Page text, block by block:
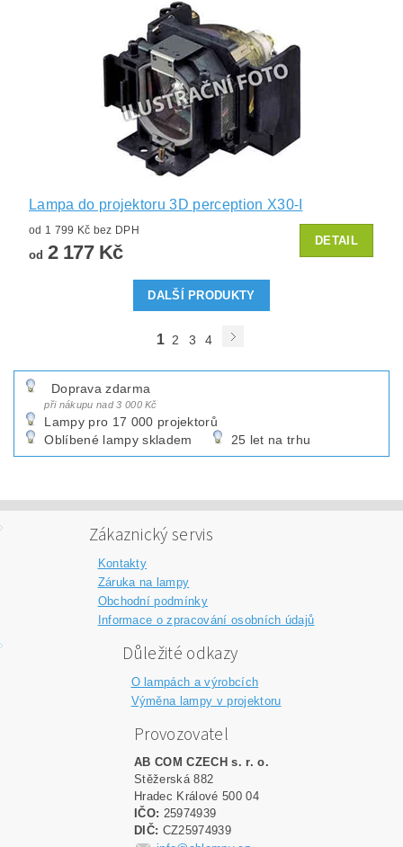
Lampa do projektoru 3D perception X30-I
od 1 799 Kč bez DPH
od 2 177 Kč
DETAIL
DALŠÍ PRODUKTY
1 2 3 4
Doprava zdarma
při nákupu nad 3 000 Kč
Lampy pro 17 000 projektorů
Oblíbené lampy skladem
25 let na trhu
Zákaznický servis
Kontakty
Záruka na lampy
Obchodní podmínky
Informace o zpracování osobních údajů
Důležité odkazy
O lampách a výrobcích
Výměna lampy v projektoru
Provozovatel
AB COM CZECH s. r. o.
Stěžerská 882
Hradec Králové 500 04
IČO: 25974939
DIČ: CZ25974939